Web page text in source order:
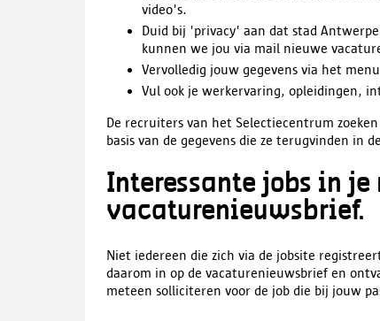
video's.
Duid bij 'privacy' aan dat stad
kunnen we jou via mail nieuwe
Vervolledig jouw gegevens via het
Vul ook je werkervaring, opleidingen,
De recruiters van het Selectiecentrum
basis van de gegevens die ze terugvinden in
Interessante jobs in
vacaturenieuwsbrief.
Niet iedereen die zich via de jobsite
daarom in op de vacaturenieuwsbrief en
meteen solliciteren voor de job die bij jouw